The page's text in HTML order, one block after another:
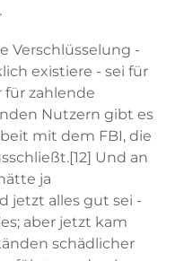
Verschlüsselung -
existiere - sei für
für zahlende
Nutzern gibt es
mit dem FBI, die
Und an
ja
jetzt alles gut sei -
aber jetzt kam
schädlicher